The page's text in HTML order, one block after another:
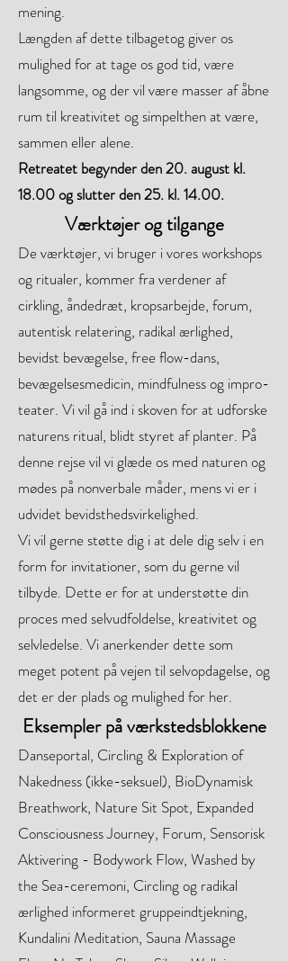
mening.
Længden af dette tilbagetog giver os
mulighed for at tage os god tid, være
langsomme, og der vil være masser af åbne
rum til kreativitet og simpelthen at være,
sammen eller alene.
Retreatet begynder den 20. august kl.
18.00 og slutter den 25. kl. 14.00.
Værktøjer og tilgange
De værktøjer, vi bruger i vores workshops
og ritualer, kommer fra verdener af
cirkling, åndedræt, kropsarbejde, forum,
autentisk relatering, radikal ærlighed,
bevidst bevægelse, free flow-dans,
bevægelsesmedicin, mindfulness og impro-
teater. Vi vil gå ind i skoven for at udforske
naturens ritual, blidt styret af planter. På
denne rejse vil vi glæde os med naturen og
mødes på nonverbale måder, mens vi er i
udvidet bevidsthedsvirkelighed.
Vi vil gerne støtte dig i at dele dig selv i en
form for invitationer, som du gerne vil
tilbyde. Dette er for at understøtte din
proces med selvudfoldelse, kreativitet og
selvledelse. Vi anerkender dette som
meget potent på vejen til selvopdagelse, og
det er der plads og mulighed for her.
Eksempler på værkstedsblokkene
Danseportal, Circling & Exploration of
Nakedness (ikke-seksuel), BioDynamisk
Breathwork, Nature Sit Spot, Expanded
Consciousness Journey, Forum, Sensorisk
Aktivering - Bodywork Flow, Washed by
the Sea-ceremoni, Circling og radikal
ærlighed informeret gruppeindtjekning,
Kundalini Meditation, Sauna Massage